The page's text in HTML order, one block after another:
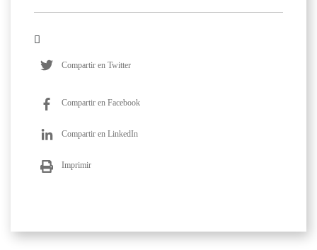
Compartir en Twitter
Compartir en Facebook
Compartir en LinkedIn
Imprimir